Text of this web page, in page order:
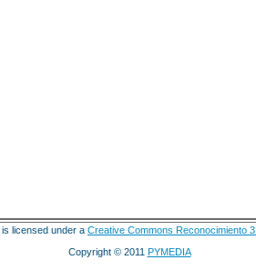
is licensed under a Creative Commons Reconocimiento
Copyright © 2011 PYMEDIA